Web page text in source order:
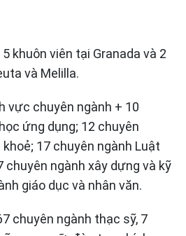
khuôn viên tại Granada và 2
và Melilla.
vực chuyên ngành + 10
ứng dụng; 12 chuyên
17 chuyên ngành Luật
chuyên ngành xây dựng và kỹ
giáo dục và nhân văn.
chuyên ngành thạc sỹ, 7